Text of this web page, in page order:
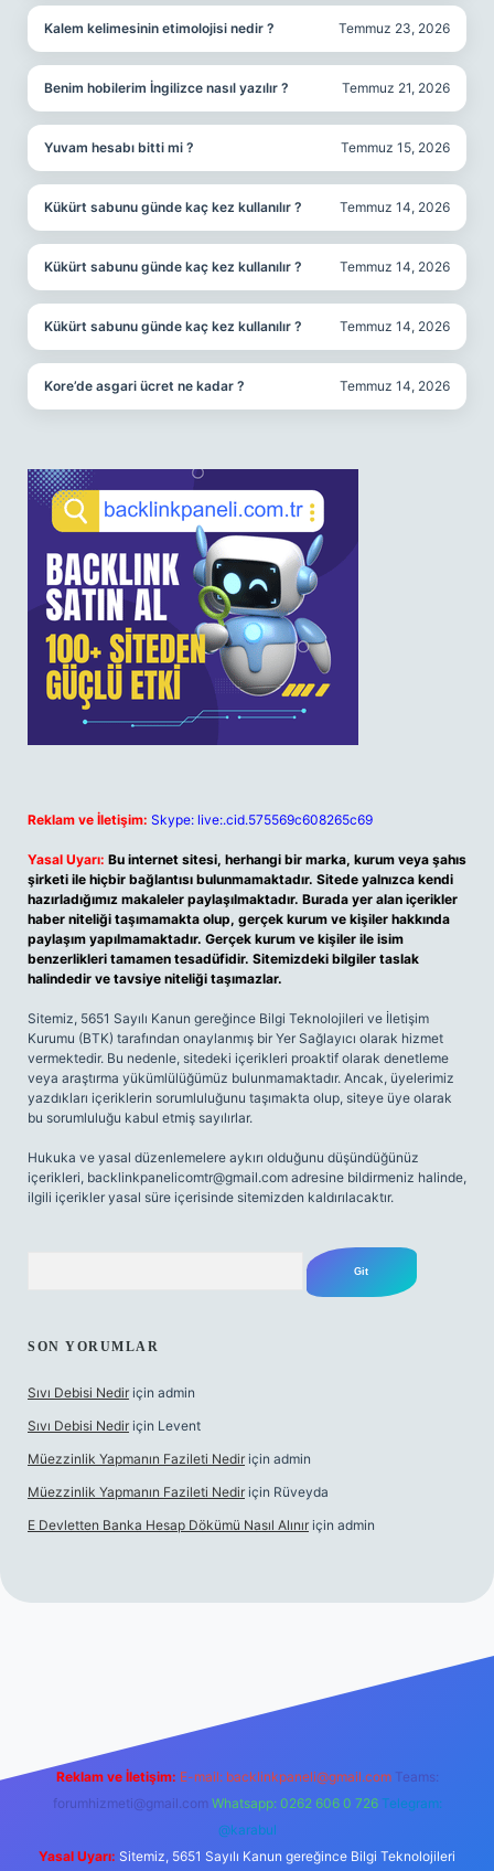
Kalem kelimesinin etimolojisi nedir ? Temmuz 23, 2026
Benim hobilerim İngilizce nasıl yazılır ? Temmuz 21, 2026
Yuvam hesabı bitti mi ? Temmuz 15, 2026
Kükürt sabunu günde kaç kez kullanılır ? Temmuz 14, 2026
Kükürt sabunu günde kaç kez kullanılır ? Temmuz 14, 2026
Kükürt sabunu günde kaç kez kullanılır ? Temmuz 14, 2026
Kore’de asgari ücret ne kadar ? Temmuz 14, 2026
Reklam ve İletişim: Skype: live:.cid.575569c608265c69
Yasal Uyarı: Bu internet sitesi, herhangi bir marka, kurum veya şahıs
şirketi ile hiçbir bağlantısı bulunmamaktadır. Sitede yalnızca kendi
hazırladığımız makaleler paylaşılmaktadır. Burada yer alan içerikler
haber niteliği taşımamakta olup, gerçek kurum ve kişiler hakkında
paylaşım yapılmamaktadır. Gerçek kurum ve kişiler ile isim
benzerlikleri tamamen tesadüfidir. Sitemizdeki bilgiler taslak
halindedir ve tavsiye niteliği taşımazlar.
Sitemiz, 5651 Sayılı Kanun gereğince Bilgi Teknolojileri ve İletişim
Kurumu (BTK) tarafından onaylanmış bir Yer Sağlayıcı olarak hizmet
vermektedir. Bu nedenle, sitedeki içerikleri proaktif olarak denetleme
veya araştırma yükümlülüğümüz bulunmamaktadır. Ancak, üyelerimiz
yazdıkları içeriklerin sorumluluğunu taşımakta olup, siteye üye olarak
bu sorumluluğu kabul etmiş sayılırlar.
Hukuka ve yasal düzenlemelere aykırı olduğunu düşündüğünüz
içerikleri, backlinkpanelicomtr@gmail.com adresine bildirmeniz halinde,
ilgili içerikler yasal süre içerisinde sitemizden kaldırılacaktır.
SON YORUMLAR
Sıvı Debisi Nedir için admin
Sıvı Debisi Nedir için Levent
Müezzinlik Yapmanın Fazileti Nedir için admin
Müezzinlik Yapmanın Fazileti Nedir için Rüveyda
E Devletten Banka Hesap Dökümü Nasıl Alınır için admin
Reklam ve İletişim: E-mail: backlinkpaneli@gmail.com Teams:
forumhizmeti@gmail.com Whatsapp: 0262 606 0 726 Telegram:
@karabul
Yasal Uyarı: Sitemiz, 5651 Sayılı Kanun gereğince Bilgi Teknolojileri